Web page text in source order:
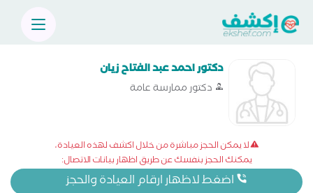
دكتور احمد عبد الفتاح زيان
دكتور ممارسة عامة
لا يمكن الحجز مباشرة من خلال اكشف لهذه العيادة،
يمكنك الحجز بنفسك عن طريق اظهار بيانات الاتصال:
اضغط لاظهار ارقام العيادة والحجز